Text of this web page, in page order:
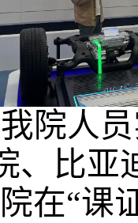
院人
、比亚
在“课